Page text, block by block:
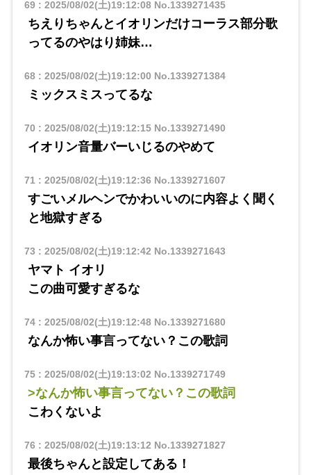
69: 2025/08/02(土)19:12:08No.1339271435
ちえりちゃんとイオリンだけコーラス部分歌
ってるのやはり姉妹…
68: 2025/08/02(土)19:12:00 No.1339271384
ミックスミスってるな
70 : 2025/08/02(土)19:12:15No.1339271490
イオリン音量バーいじるのやめて
71: 2025/08/02(土)19:12:36 No.1339271607
すごいメルヘンでかわいいのに内容よく聞く
と地獄すぎる
73 : 2025/08/02(土)19:12:42 No.1339271643
ヤマト イオリ
​​この曲可愛すぎるな
74: 2025/08/02(土)19:12:48No.1339271680
なんか怖い事言ってない？この歌詞
75: 2025/08/02(土)19:13:02 No.1339271749
>なんか怖い事言ってない？この歌詞
こわくないよ
76 : 2025/08/02(土)19:13:12 No.1339271827
最後ちゃんと設定してある！